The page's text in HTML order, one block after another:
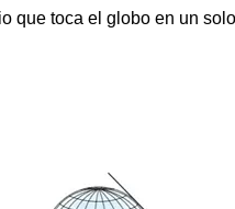
que toca el globo en un